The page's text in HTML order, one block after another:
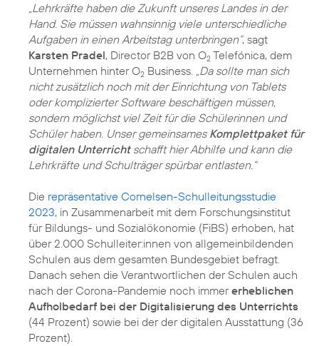
„Lehrkräfte haben die Zukunft unseres Landes in der
Hand. Sie müssen wahnsinnig viele unterschiedliche
Aufgaben in einen Arbeitstag unterbringen“, sagt
Karsten Pradel, Director B2B von O2 Telefónica, dem
Unternehmen hinter O2 Business. „Da sollte man sich
nicht zusätzlich noch mit der Einrichtung von Tablets
oder komplizierter Software beschäftigen müssen,
sondern möglichst viel Zeit für die Schülerinnen und
Schüler haben. Unser gemeinsames Komplettpaket für
digitalen Unterrichtschafft hier Abhilfe und kann die
Lehrkräfte und Schulträger spürbar entlasten.“
Die repräsentative Cornelsen-Schulleitungsstudie
2023, in Zusammenarbeit mit dem Forschungsinstitut
für Bildungs- und Sozialökonomie (FiBS) erhoben, hat
über 2.000 Schulleiter:innen von allgemeinbildenden
Schulen aus dem gesamten Bundesgebiet befragt.
Danach sehen die Verantwortlichen der Schulen auch
nach der Corona-Pandemie noch immererheblichen
Aufholbedarf bei der Digitalisierung des Unterrichts
(44 Prozent) sowie bei der der digitalen Ausstattung (36
Prozent).